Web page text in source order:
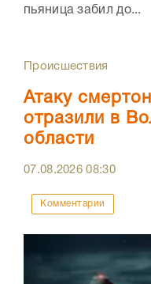
пьяница забил до...
Происшествия
Атаку
отразили в
области
07.08.202608:30
Комментарии